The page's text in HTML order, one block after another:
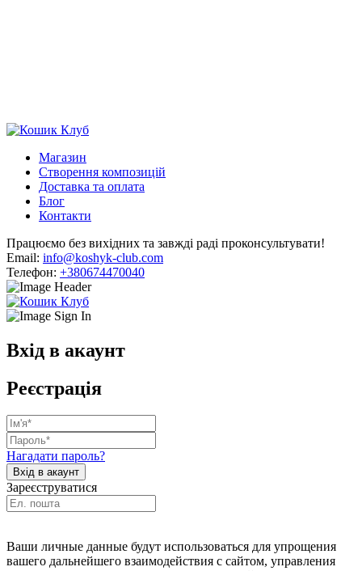
Магазин
Створення композицій
Доставка та оплата
Блог
Контакти
Працюємо без вихідних та завжді раді проконсультувати!
Email: info@koshyk-club.com
Телефон: +380674470040
Вхід в акаунт
Реєстрація
Нагадати пароль?
Зареєструватися
Ваши личные данные будут использоваться для упрощения
вашего дальнейшего взаимодействия с сайтом, управления